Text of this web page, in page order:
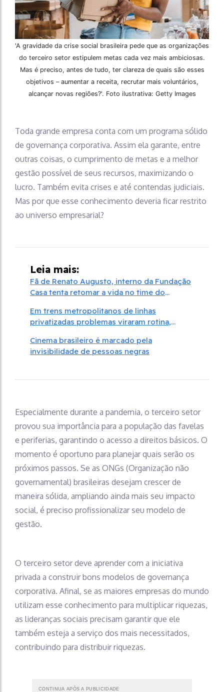
'A gravidade da crise social brasileira pede que as organizações
do terceiro setor estipulem metas cada vez mais ambiciosas.
Mas é preciso, antes de tudo, ter clareza de quais são esses
objetivos – aumentar a receita, recrutar mais voluntários,
alcançar novas regiões?'. Foto ilustrativa: Getty Images
Toda grande empresa conta com um programa sólido
de governança corporativa. Assim ela garante, entre
outras coisas, o cumprimento de metas e a melhor
gestão possível de seus recursos, maximizando o
lucro. Também evita crises e até contendas judiciais.
Mas por que esse conhecimento deveria ficar restrito
ao universo empresarial?
Leia mais:
Fã de Renato Augusto, interno da Fundação
Casa tenta retomar a vida no time do
Em trens metropolitanos de linhas
privatizadas problemas viraram rotina,
Cinema brasileiro é marcado pela
invisibilidade de pessoas negras
Especialmente durante a pandemia, o terceiro setor
provou sua importância para a população das favelas
e periferias, garantindo o acesso a direitos básicos. O
momento é oportuno para planejar quais serão os
próximos passos. Se as ONGs (Organização não
governamental) brasileiras desejam crescer de
maneira sólida, ampliando ainda mais seu impacto
social, é preciso profissionalizar seu modelo de
gestão.
O terceiro setor deve aprender com a iniciativa
privada a construir bons modelos de governança
corporativa. Afinal, se as maiores empresas do mundo
utilizam esse conhecimento para multiplicar riquezas,
as lideranças sociais precisam garantir que ele
também esteja a serviço dos mais necessitados,
contribuindo para distribuir riquezas.
CONTINUA APÓS A PUBLICIDADE